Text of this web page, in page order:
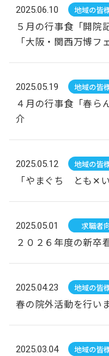
2025.06.10 地域の皆
５月の行事食「開院
「大阪・関西万博フ
2025.05.19 地域の皆
４月の行事食「春ら
介
2025.05.12 地域の皆
「やまぐち とも✕
2025.05.01 求職者
２０２６年度の新卒
2025.04.23 地域の皆
春の院外活動を行い
2025.03.04 地域の皆